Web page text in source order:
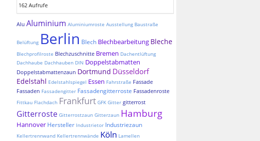
162 Aufrufe
Alu Aluminium Aluminiumroste Ausstellung Baustraße
Belüftung Berlin Blech Blechbearbeitung Bleche
Blechprofilroste Blechzuschnitte Bremen Dachentlüftung
Dachhaube Dachhauben DIN Doppelstabmatten
Doppelstabmattenzaun Dortmund Düsseldorf
Edelstahl Edelstahlspiegel Essen Fahrstraße Fassade
Fassaden Fassadengitter Fassadengitterroste Fassadenroste
Fittkau Flachdach Frankfurt GFK Gitter gitterrost
Gitterroste Gitterrostzaun Gitterzaun Hamburg
Hannover Hersteller Industrietor Industriezaun
Kellertrennwand Kellertrennwände Köln Lamellen